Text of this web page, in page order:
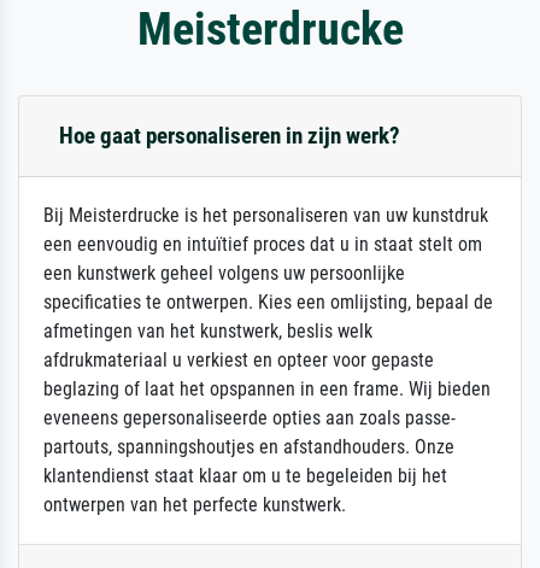
Meisterdrucke
Hoe gaat personaliseren in zijn werk?
Bij Meisterdrucke is het personaliseren van uw kunstdruk
een eenvoudig en intuïtief proces dat u in staat stelt om
een kunstwerk geheel volgens uw persoonlijke
specificaties te ontwerpen. Kies een omlijsting, bepaal de
afmetingen van het kunstwerk, beslis welk
afdrukmateriaal u verkiest en opteer voor gepaste
beglazing of laat het opspannen in een frame. Wij bieden
eveneens gepersonaliseerde opties aan zoals passe-
partouts, spanningshoutjes en afstandhouders. Onze
klantendienst staat klaar om u te begeleiden bij het
ontwerpen van het perfecte kunstwerk.